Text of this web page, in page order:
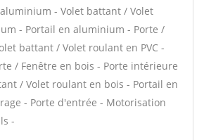
- Volet battant / Volet
- Portail en aluminium - Porte /
battant / Volet roulant en PVC -
/ Fenêtre en bois - Porte intérieure
/ Volet roulant en bois - Portail en
- Porte d'entrée - Motorisation
-